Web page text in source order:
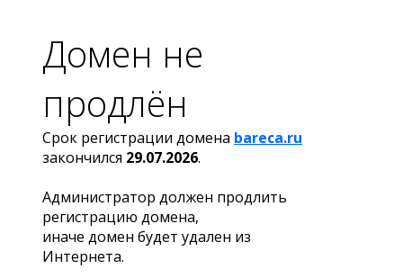
Домен не
продлён
Срок регистрации домена bareca.ru
закончился 29.07.2026.
Администратор должен продлить
регистрацию домена,
иначе домен будет удален из
Интернета.